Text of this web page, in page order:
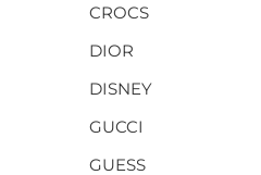
CROCS
DIOR
DISNEY
GUCCI
GUESS